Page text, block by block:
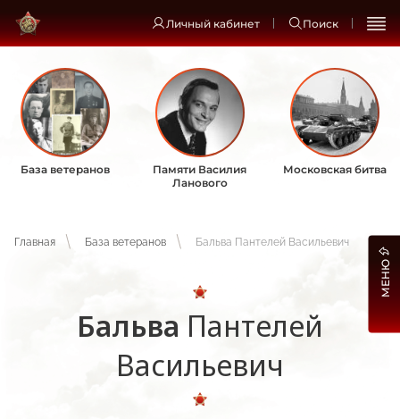
Личный кабинет Поиск
База ветеранов
Памяти Василия
Ланового
Московская битва
Главная База ветеранов Бальва Пантелей Васильевич
Бальва Пантелей
Васильевич
МЕНЮ